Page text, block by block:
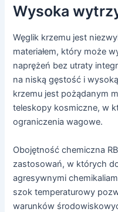
Wysoka
Węglik krzemu jest
materiałem, który może
naprężeń bez utraty
na niską gęstość i
krzemu jest pożądanym
teleskopy kosmiczne, w
ograniczenia wagowe.
Obojętność chemiczna
zastosowań, w których
agresywnymi
szok temperaturowy
warunków